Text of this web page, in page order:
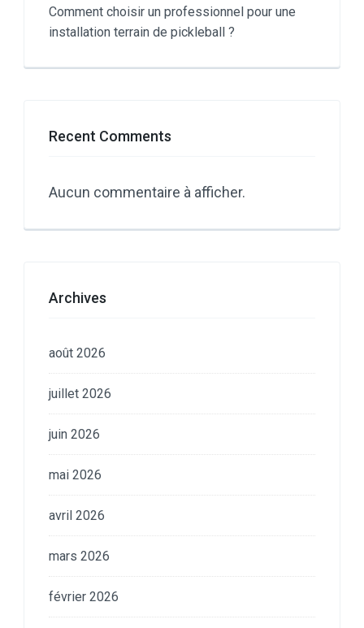
Comment choisir un professionnel pour une
installation terrain de pickleball ?
Recent Comments
Aucun commentaire à afficher.
Archives
août 2026
juillet 2026
juin 2026
mai 2026
avril 2026
mars 2026
février 2026